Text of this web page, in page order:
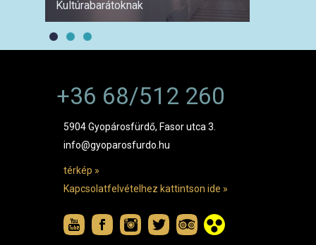
Kultúrabarátoknak
+36 68/512 260
5904 Gyopárosfürdő, Fasor utca 3.
info@gyoparosfurdo.hu
térkép »
Kapcsolatfelvételhez kattintson ide »